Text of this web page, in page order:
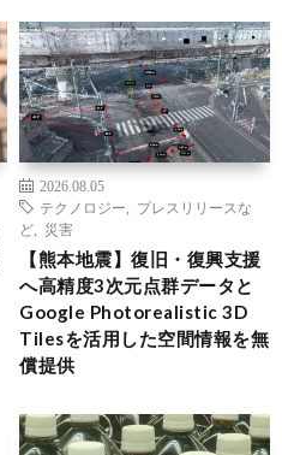
2026.08.05
テクノロジー
プレスリリースな
ど
災害
【熊本地震】復旧・復興支援
へ高精度3次元点群データと
Google Photorealistic 3D
Tilesを活用した空間情報を無
償提供